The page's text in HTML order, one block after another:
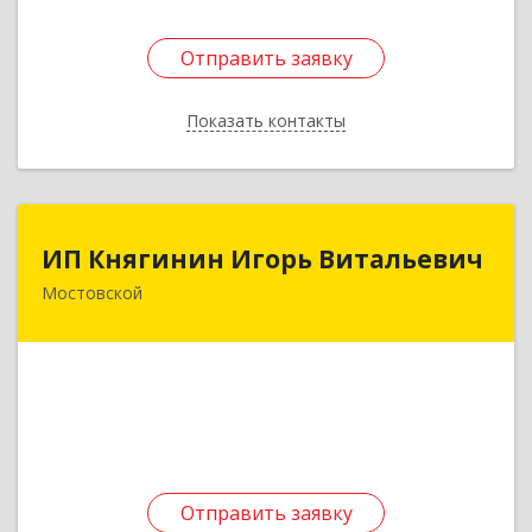
Отправить заявку
Показать контакты
Отправить заявку
Назад
ИП Княгинин Игорь Витальевич
Мостовской
Отправить заявку
352570, Краснодарский край, Мостовский р-н,
Отправить заявку